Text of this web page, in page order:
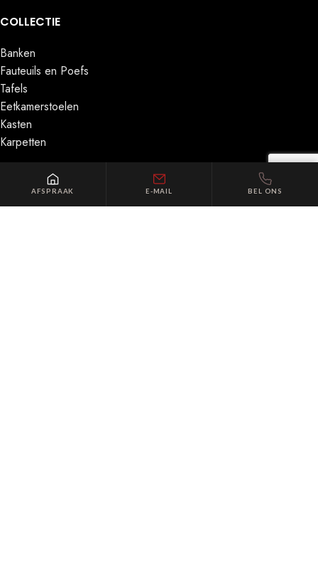
AFSPRAAK E-MAIL BEL ONS
COLLECTIE
Banken
Fauteuils en Poefs
Tafels
Eetkamerstoelen
Kasten
Karpetten
Home